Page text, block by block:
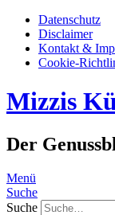
Datenschutz
Disclaimer
Kontakt &
Cookie-
Mizzis
Der
Menü
Suche
Suche